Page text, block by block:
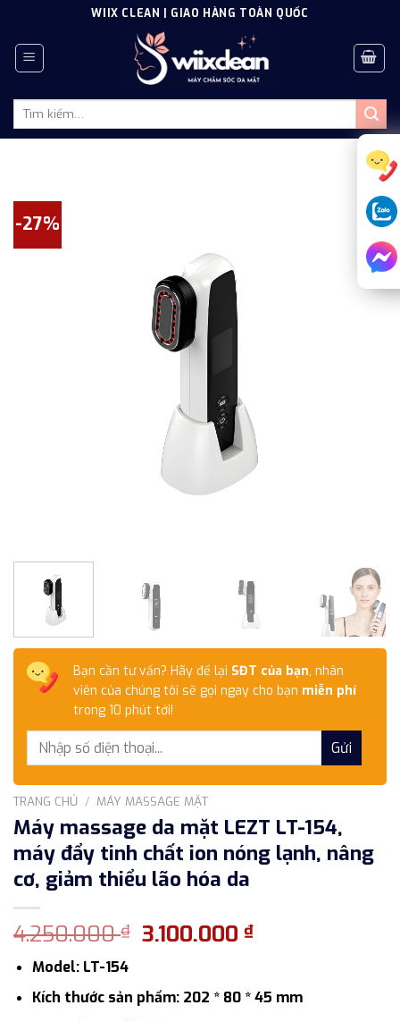
content
WIIX CLEAN | GIAO HÀNG TOÀN QUỐC
Tìm
-27%
Bạn cần tư vấn? Hãy để lại SĐT của bạn, nhân
viên của chúng tôi sẽ gọi ngay cho bạn miễn phí
trong 10 phút tới!
TRANG CHỦ / MÁY MASSAGE MẶT
Máy massage da mặt LEZT LT-154,
máy đẩy tinh chất ion nóng lạnh, nâng
cơ, giảm thiểu lão hóa da
4.250.000₫ Giá
4.250.000 ₫.
3.100.000₫Giá
là:
Model: LT-154
Kích thước sản phẩm: 202 * 80 * 45 mm